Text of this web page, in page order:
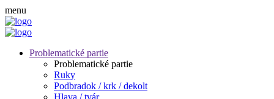
menu
Problematické partie
Problematické partie
Ruky
Podbradok / krk / dekolt
Hlava / tvár